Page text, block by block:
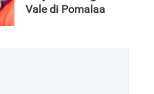
Vale di Pomalaa